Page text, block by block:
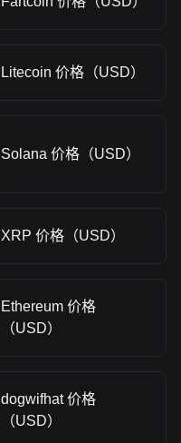
Litecoin 价格（USD）
Solana 价格（USD）
XRP 价格（USD）
Ethereum 价格
（USD）
dogwifhat 价格
（USD）